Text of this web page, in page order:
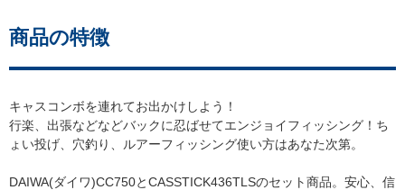
商品の特徴
キャスコンボを連れてお出かけしよう！
行楽、出張などなどバックに忍ばせてエンジョイフィッシング！ち
ょい投げ、穴釣り、ルアーフィッシング使い方はあなた次第。
DAIWA(ダイワ)CC750とCASSTICK436TLSのセット商品。安心、信